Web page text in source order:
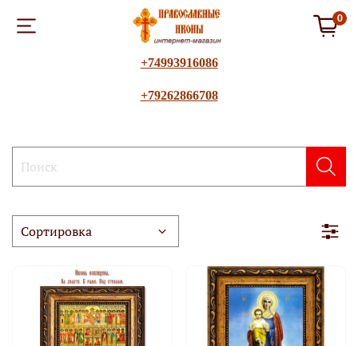
0
+74993916086
+79262866708